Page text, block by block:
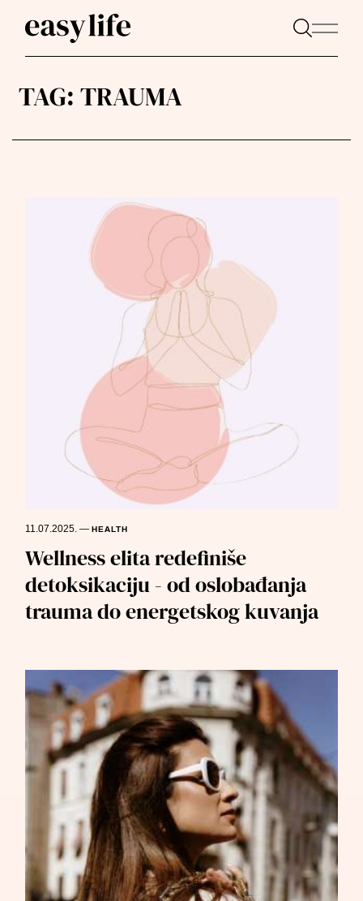
TAG: TRAUMA
11.07.2025.—HEALTH
Wellness elita redefiniše
detoksikaciju - od oslobađanja
trauma do energetskog kuvanja